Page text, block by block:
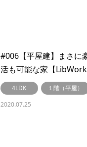
#006【平屋建】まさに
活も可能な家【
～】4LDK
１階（平屋）
2020.07.25